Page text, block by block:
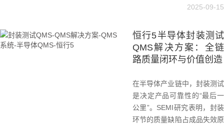
2025-09-15
恒行5半导体封装测试
QMS解决方案：全链
路质量闭环与价值创造
在半导体产业链中，封装测试
是决定产品可靠性的“最后一
公里”。SEMI研究表明，封装
环节的质量缺陷占成品失效原